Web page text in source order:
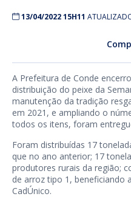
13/04/2022 15H11
A Prefeitura de Conde
distribuição do peixe da
manutenção da tradição
em 2021, e ampliando o
todos os itens, foram
Foram distribuídas 17
que no ano anterior; 17
produtores rurais da região;
de arroz tipo 1, beneficiando
CadÚnico.